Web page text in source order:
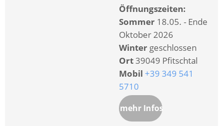
Öffnungszeiten:
Sommer 18.05. - Ende
Oktober 2026
Winter geschlossen
Ort39049 Pfitschtal
Mobil +39 349 541
5710
mehr Infos